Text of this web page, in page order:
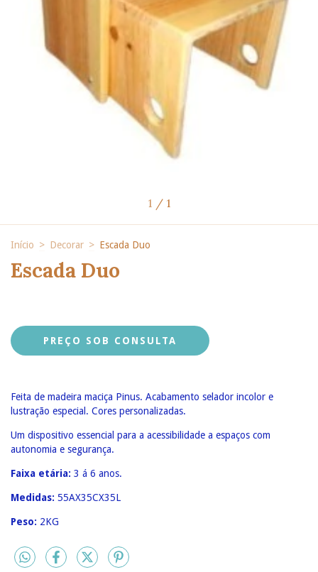
1 / 1
Início > Decorar > Escada Duo
Escada Duo
Feita de madeira maciça Pinus. Acabamento selador incolor e
lustração especial. Cores personalizadas.
Um dispositivo essencial para a acessibilidade a espaços com
autonomia e segurança.
Faixa etária: 3 á 6 anos.
Medidas: 55AX35CX35L
Peso: 2KG